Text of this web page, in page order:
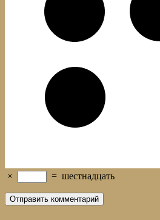
× = шестнадцать